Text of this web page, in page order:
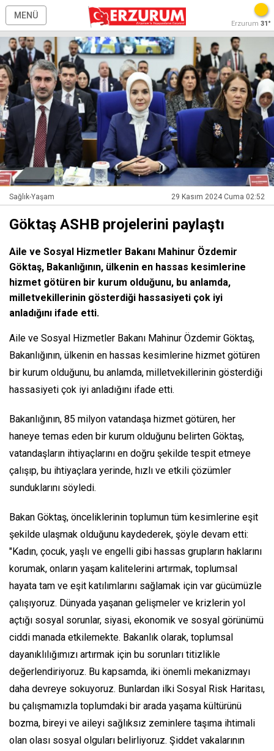
MENÜ
Erzurum 31°
Sağlık-Yaşam 29 Kasım 2024 Cuma 02:52
Göktaş ASHB projelerini paylaştı
Aile ve Sosyal Hizmetler Bakanı Mahinur Özdemir
Göktaş, Bakanlığının, ülkenin en hassas kesimlerine
hizmet götüren bir kurum olduğunu, bu anlamda,
milletvekillerinin gösterdiği hassasiyeti çok iyi
anladığını ifade etti.
Aile ve Sosyal Hizmetler Bakanı Mahinur Özdemir Göktaş,
Bakanlığının, ülkenin en hassas kesimlerine hizmet götüren
bir kurum olduğunu, bu anlamda, milletvekillerinin gösterdiği
hassasiyeti çok iyi anladığını ifade etti.
Bakanlığının, 85 milyon vatandaşa hizmet götüren, her
haneye temas eden bir kurum olduğunu belirten Göktaş,
vatandaşların ihtiyaçlarını en doğru şekilde tespit etmeye
çalışıp, bu ihtiyaçlara yerinde, hızlı ve etkili çözümler
sunduklarını söyledi.
Bakan Göktaş, önceliklerinin toplumun tüm kesimlerine eşit
şekilde ulaşmak olduğunu kaydederek, şöyle devam etti:
"Kadın, çocuk, yaşlı ve engelli gibi hassas grupların haklarını
korumak, onların yaşam kalitelerini artırmak, toplumsal
hayata tam ve eşit katılımlarını sağlamak için var gücümüzle
çalışıyoruz. Dünyada yaşanan gelişmeler ve krizlerin yol
açtığı sosyal sorunlar, siyasi, ekonomik ve sosyal görünümü
ciddi manada etkilemekte. Bakanlık olarak, toplumsal
dayanıklılığımızı artırmak için bu sorunları titizlikle
değerlendiriyoruz. Bu kapsamda, iki önemli mekanizmayı
daha devreye sokuyoruz. Bunlardan ilki Sosyal Risk Haritası,
bu çalışmamızla toplumdaki bir arada yaşama kültürünü
bozma, bireyi ve aileyi sağlıksız zeminlere taşıma ihtimali
olan olası sosyal olguları belirliyoruz. Şiddet vakalarının